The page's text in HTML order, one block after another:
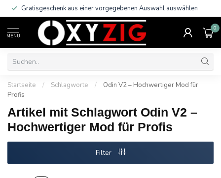
Gratisgeschenk aus einer vorgegebenen Auswahl auswählen
MENU
0
Startseite / Schlagworte /
Odin V2 – Hochwertiger Mod für
Profis
Artikel mit Schlagwort Odin V2 –
Hochwertiger Mod für Profis
Filter